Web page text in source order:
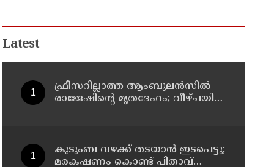
Latest
ഫ്രീസറില്ലാത്ത ആംബുലൻസിൽ
രാജേഷിൻ്റെ മൃതദേഹം; വീഴ്ചയിൽ
കുടുംബ വഴക്ക് തടയാന്‍ ഇടപെട്ടു;
മരകഷണം കൊണ്ട് പിതാവ്